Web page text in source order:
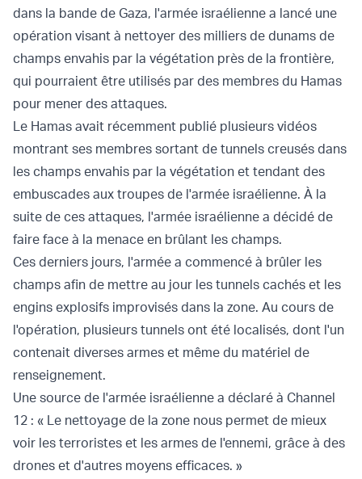
dans la bande de Gaza, l'armée israélienne a lancé une
opération visant à nettoyer des milliers de dunams de
champs envahis par la végétation près de la frontière,
qui pourraient être utilisés par des membres du Hamas
pour mener des attaques.
Le Hamas avait récemment publié plusieurs vidéos
montrant ses membres sortant de tunnels creusés dans
les champs envahis par la végétation et tendant des
embuscades aux troupes de l'armée israélienne. À la
suite de ces attaques, l'armée israélienne a décidé de
faire face à la menace en brûlant les champs.
Ces derniers jours, l'armée a commencé à brûler les
champs afin de mettre au jour les tunnels cachés et les
engins explosifs improvisés dans la zone. Au cours de
l'opération, plusieurs tunnels ont été localisés, dont l'un
contenait diverses armes et même du matériel de
renseignement.
Une source de l'armée israélienne a déclaré à Channel
12 : « Le nettoyage de la zone nous permet de mieux
voir les terroristes et les armes de l'ennemi, grâce à des
drones et d'autres moyens efficaces. »